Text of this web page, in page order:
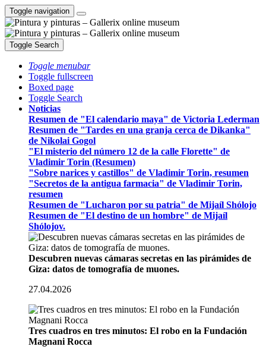
Toggle navigation
Toggle Search
Toggle menubar
Toggle fullscreen
Boxed page
Toggle Search
Noticias
Resumen de "El calendario maya" de Victoria Lederman
Resumen de "Tardes en una granja cerca de Dikanka"
de Nikolai Gogol
"El misterio del número 12 de la calle Florette" de
Vladimir Torin (Resumen)
"Sobre narices y castillos" de Vladimir Torin, resumen
"Secretos de la antigua farmacia" de Vladimir Torin,
resumen
Resumen de "Lucharon por su patria" de Mijaíl Shólojo
Resumen de "El destino de un hombre" de Mijaíl
Shólojov.
Descubren nuevas cámaras secretas en las pirámides de
Giza: datos de tomografía de muones.
27.04.2026
Tres cuadros en tres minutos: El robo en la Fundación
Magnani Rocca